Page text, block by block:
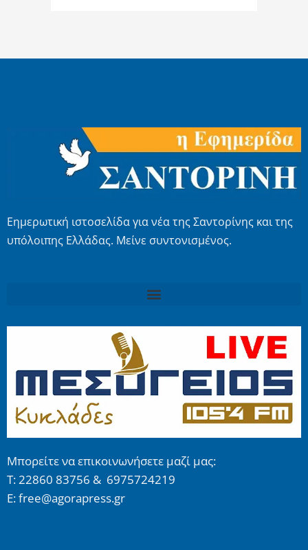
Εημερωτική ιστοσελίδα για νέα της Σαντορίνης και της
υπόλοιπης Ελλάδας. Μείνε συντονισμένος.
Μπορείτε να επικοινωνήσετε μαζί μας:
Τ: 22860 83756 & 6975724219
E: free@agorapress.gr